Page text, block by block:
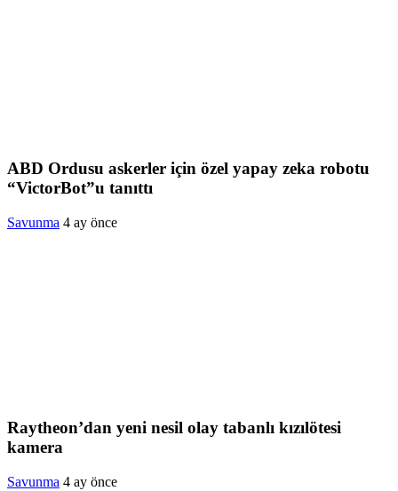
ABD Ordusu askerler için özel yapay zeka robotu
“VictorBot”u tanıttı
Savunma 4 ay önce
Raytheon’dan yeni nesil olay tabanlı kızılötesi
kamera
Savunma 4 ay önce